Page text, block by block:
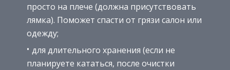
просто на плече (должна присутствовать
лямка). Поможет спасти от грязи салон или
одежду;
для длительного хранения (если не
планируете кататься, после очистки